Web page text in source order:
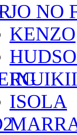
JO NO
KENZO
INUIKII
ISOLA